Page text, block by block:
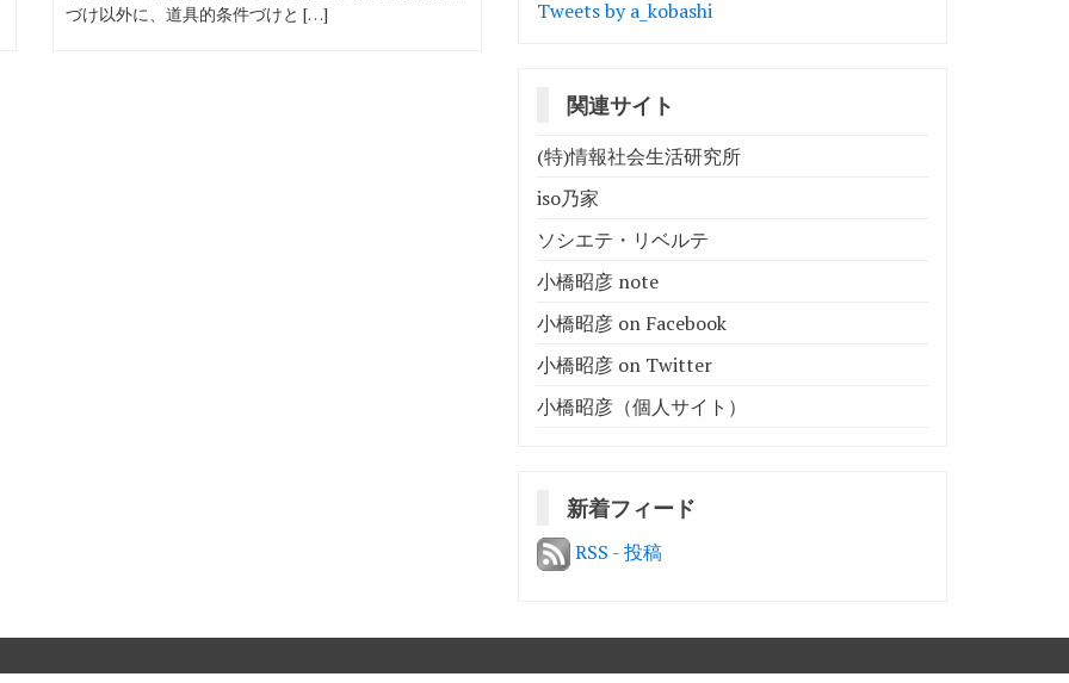
づけ以外に、道具的条件づけと […]
Tweets by a_kobashi
関連サイト
(特)情報社会生活研究所
iso乃家
ソシエテ・リベルテ
小橋昭彦 note
小橋昭彦 on Facebook
小橋昭彦 on Twitter
小橋昭彦（個人サイト）
新着フィード
RSS - 投稿